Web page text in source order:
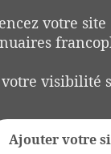
votre site
votre visibilité
Ajouter votre